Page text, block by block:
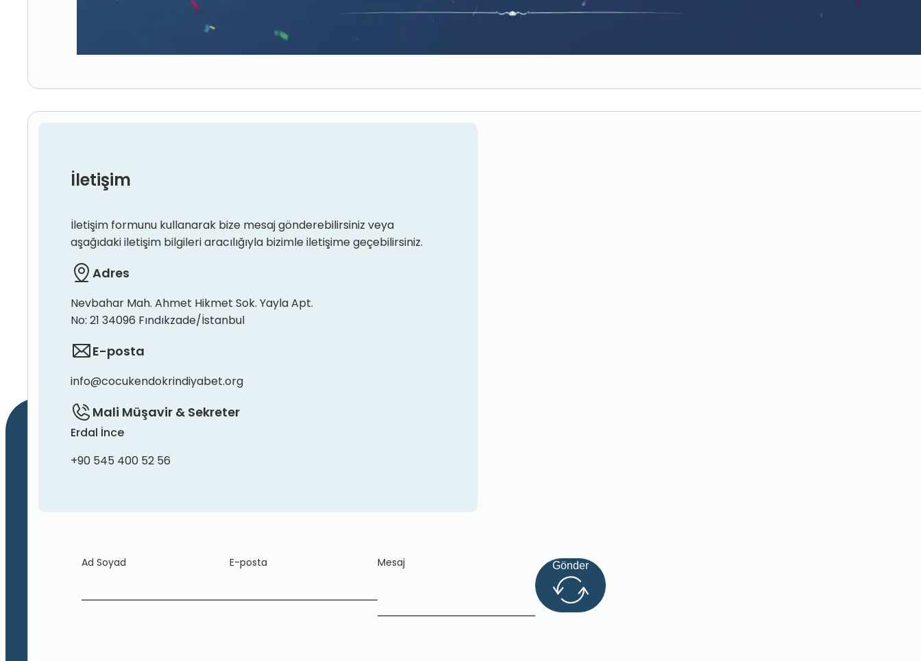
İletişim
İletişim formunu kullanarak bize mesaj gönderebilirsiniz veya
aşağıdaki iletişim bilgileri aracılığıyla bizimle iletişime geçebilirsiniz.
Adres
Nevbahar Mah. Ahmet Hikmet Sok. Yayla Apt.
No: 21 34096 Fındıkzade/İstanbul
E-posta
info@cocukendokrindiyabet.org
Mali Müşavir & Sekreter
Erdal İnce
+90 545 400 52 56
Ad Soyad E-posta Mesaj Gönder